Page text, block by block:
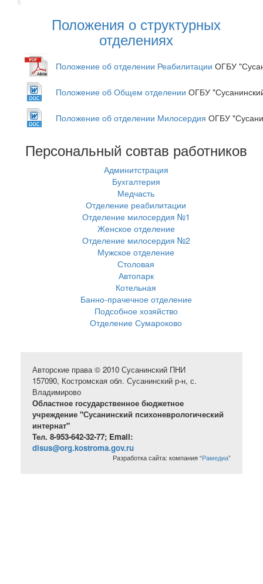
Положения о структурных
отделениях
Положение об отделении Реабилитации ОГБУ
Положение об Общем отделении ОГБУ
Положение об отделении Милосердия ОГБУ
Персональный совтав работников
Админитстрация
Бухгалтерия
Медчасть
Отделение реабилитации
Отделение милосердия №1
Женское отделение
Отделение милосердия №2
Мужское отделение
Столовая
Автопарк
Котельная
Банно-прачечное отделение
Подсобное хозяйство
Отделение Сумароково
Авторские права © 2010 Сусанинский ПНИ
157090, Костромская обл. Сусанинский р-н, с.
Владимирово
Областное государственное бюджетное
учреждение "Сусанинский психоневрологический
интернат"
Тел. 8-953-642-32-77; Email:
disus@org.kostroma.gov.ru
Разработка сайта: компания “Рамедиа”